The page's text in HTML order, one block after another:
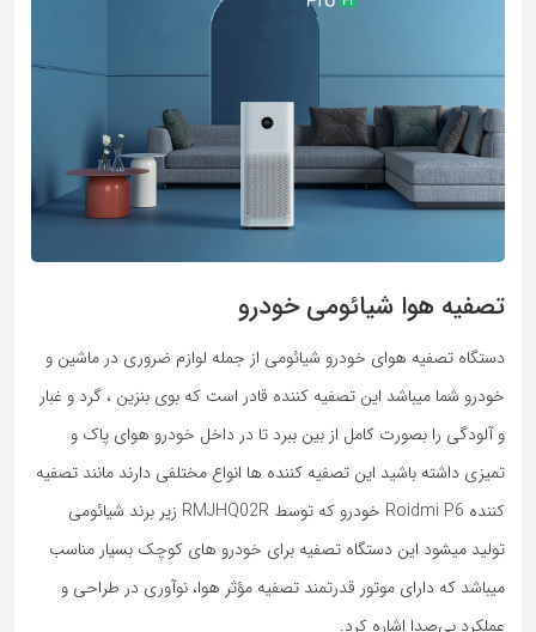
تصفیه هوا شیائومی خودرو
دستگاه تصفیه هوای خودرو شیائومی از جمله لوازم ضروری در ماشین و
خودرو شما میباشد این تصفیه کننده قادر است که بوی بنزین ، گرد و غبار
و آلودگی را بصورت کامل از بین ببرد تا در داخل خودرو هوای پاک و
تمیزی داشته باشید این تصفیه کننده ها انواع مختلفی دارند مانند تصفیه
کننده Roidmi P6 خودرو که توسط RMJHQ02R زیر برند شیائومی
تولید میشود این دستگاه تصفیه برای خودرو های کوچک بسیار مناسب
میباشد که دارای موتور قدرتمند تصفیه مؤثر هوا، نوآوری در طراحی و
عملکرد بی‌صدا اشاره کرد.